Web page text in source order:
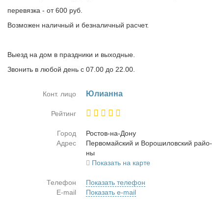
перевязка - от 600 руб.
Возможен наличный и безналичный расчет.
Выезд на дом в праздники и выходные.
Звонить в любой день с 07.00 до 22.00.
Конт. лицо Юли­ан­на
Рейтинг
Город
Ро­стов-на-До­ну
Адрес
Пер­во­май­ский и Во­ро­ши­лов­ский рай­о­
ны
Показать на карте
Телефон
Показать телефон
E-mail
Показать e-mail